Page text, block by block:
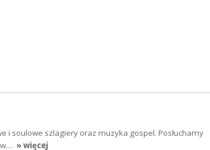
i soulowe szlagiery oraz muzyka gospel. Posłuchamy
» więcej